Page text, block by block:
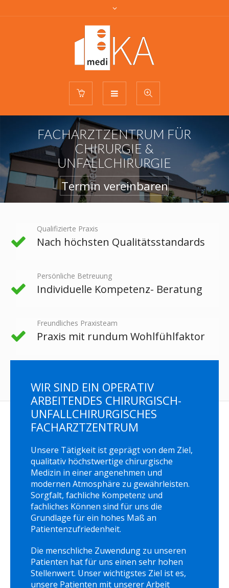
FACHARZTZENTRUM FÜR
CHIRURGIE &
UNFALLCHIRURGIE
Termin vereinbaren
Qualifizierte Praxis
Nach höchsten Qualitätsstandards
Persönliche Betreuung
Individuelle Kompetenz- Beratung
Freundliches Praxisteam
Praxis mit rundum Wohlfühlfaktor
WIR SIND EIN OPERATIV
ARBEITENDES CHIRURGISCH-
UNFALLCHIRURGISCHES
FACHARZTZENTRUM
Unsere Tätigkeit ist geprägt von dem Ziel,
qualitativ höchstwertige chirurgische
Medizin in einer angenehmen und
modernen Atmosphäre zu gewährleisten.
Sorgfalt, fachliche Kompetenz und
fachliches Können sind für uns die
Grundlage für ein hohes Maß an
Patientenzufriedenheit.
Die menschliche Zuwendung zu unseren
Patienten hat für uns einen sehr hohen
Stellenwert. Unser wichtigstes Ziel ist es,
unsere Patienten mit unserer Arbeit